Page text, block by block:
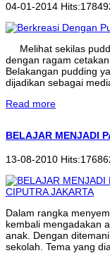
04-01-2014
Melihat sekilas
dengan ragam
Belakangan pudding
dijadikan sebagai
Read more
BELAJAR MENJADI
13-08-2010
Dalam rangka
kembali mengadakan
anak. Dengan
sekolah. Tema yang